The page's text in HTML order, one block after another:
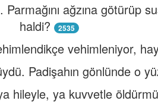
Parmağını ağzına götürüp
haldi?
2535
vehimleniyor,
Padişahın gönlünde o
hileyle, ya kuvvetle